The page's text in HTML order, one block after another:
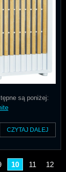
są poniżej:
CZYTAJ DALEJ
10 11
12